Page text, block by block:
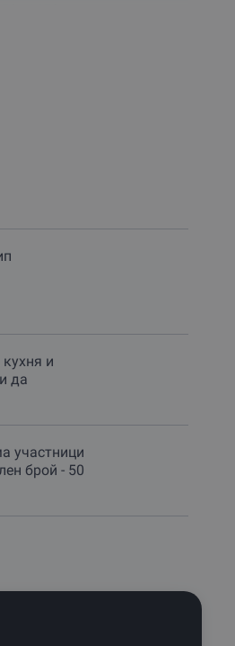
м надморска
и
да
участници
брой - 50